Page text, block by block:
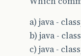
a) java -
b) java -
c) java -